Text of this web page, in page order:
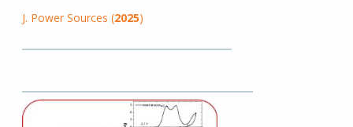
J. Power Sources (2025)